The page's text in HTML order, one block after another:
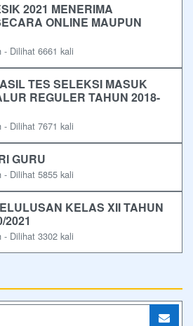
2021 MENERIMA
ONLINE MAUPUN
- Dilihat 6661 kali
TES SELEKSI MASUK
REGULER TAHUN 2018-
- Dilihat 7671 kali
GURU
- Dilihat 5855 kali
KELAS XII TAHUN
2021
- Dilihat 3302 kali